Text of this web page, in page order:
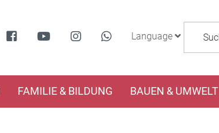
Language
FAMILIE & BILDUNG BAUEN & UMWELT